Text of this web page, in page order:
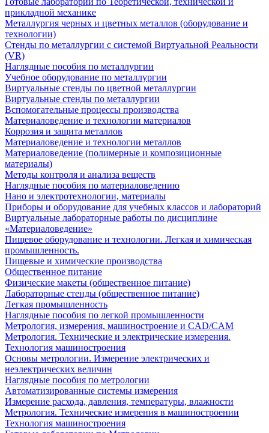
прикладной механике
Металлургия черных и цветных металлов (оборудование и
технологии)
Cтенды по металлургии с системой Виртуальной Реальности
(VR)
Наглядные пособия по металлургии
Учебное оборудование по металлургии
Виртуальные стенды по цветной металлургии
Виртуальные стенды по металлургии
Вспомогательные процессы производства
Материаловедение и технологии материалов
Коррозия и защита металлов
Материаловедение и технологии металлов
Материаловедение (полимерные и композиционные
материалы)
Методы контроля и анализа веществ
Наглядные пособия по материаловедению
Нано и электротехнологии, материалы
Приборы и оборудование для учебных классов и лабораторий
Виртуальные лабораторные работы по дисциплине
«Материаловедение»
Пищевое оборудование и технологии. Легкая и химическая
промышленность.
Пищевые и химические производства
Общественное питание
Физические макеты (общественное питание)
Лабораторные стенды (общественное питание)
Легкая промышленность
Наглядные пособия по легкой промышленности
Метрология, измерения, машиностроение и CAD/CAM
Метрология. Технические и электрические измерения.
Технология машиностроения
Основы метрологии. Измерение электрических и
неэлектрических величин
Наглядные пособия по метрологии
Автоматизированные системы измерения
Измерение расхода, давления, температуры, влажности
Метрология. Технические измерения в машиностроении
Технология машиностроения